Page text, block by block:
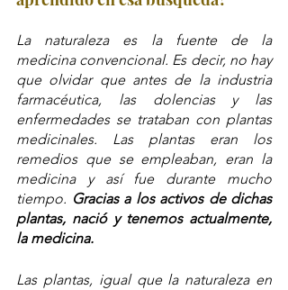
La naturaleza es la fuente de la
medicina convencional. Es decir, no hay
que olvidar que antes de la industria
farmacéutica, las dolencias y las
enfermedades se trataban con plantas
medicinales. Las plantas eran los
remedios que se empleaban, eran la
medicina y así fue durante mucho
tiempo. Gracias a los activos de dichas
plantas, nació y tenemos actualmente,
la medicina.
Las plantas, igual que la naturaleza en